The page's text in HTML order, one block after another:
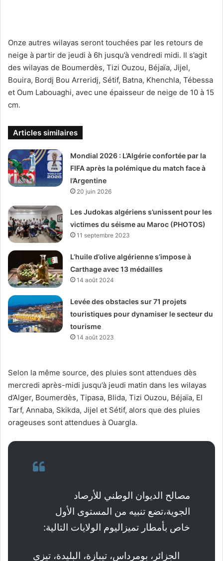
Onze autres wilayas seront touchées par les retours de
neige à partir de jeudi à 6h jusqu’à vendredi midi. Il s’agit
des wilayas de Boumerdès, Tizi Ouzou, Béjaïa, Jijel,
Bouira, Bordj Bou Arreridj, Sétif, Batna, Khenchla, Tébessa
et Oum Labouaghi, avec une épaisseur de neige de 10 à 15
cm.
Articles similaires
Mondial 2026 : L’Algérie confortée par la
FIFA après la polémique du match face à
l’Argentine
20 juin 2026
Les Judokas algériens s’unissent pour les
victimes du séisme au Maroc (PHOTOS)
11 septembre 2023
L’huile d’olive algérienne s’impose à
Carthage avec 13 médailles
14 août 2024
Levée des obstacles sur 71 projets
touristiques pour dynamiser le secteur du
tourisme
14 août 2023
Selon la même source, des pluies sont attendues dès
mercredi après-midi jusqu’à jeudi matin dans les wilayas
d’Alger, Boumerdès, Tipasa, Blida, Tizi Ouzou, Béjaïa, El
Tarf, Annaba, Skikda, Jijel et Sétif, alors que des pluies
orageuses sont attendues à Ouargla.
مصالح الديوان الوطني للأرصاد
الجوية،تضع تنبيه من المستوى الأول
خاص بأمطار تميزاليوم الولايات التالية:
الجزائر، بومرداس، تيبازة، البليدة، تيزي